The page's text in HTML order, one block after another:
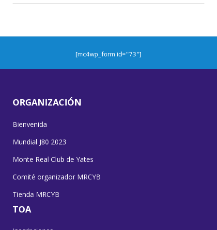
[mc4wp_form id="73"]
ORGANIZACIÓN
Bienvenida
Mundial J80 2023
Monte Real Club de Yates
Comité organizador MRCYB
Tienda MRCYB
TOA